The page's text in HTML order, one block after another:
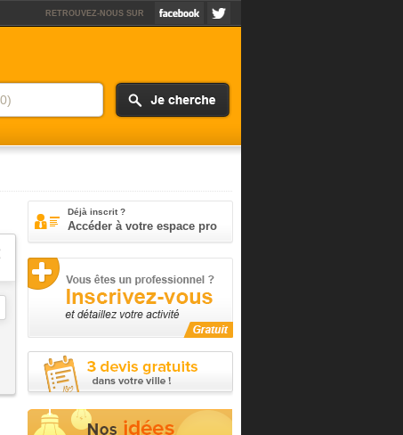
RETROUVEZ-NOUS SUR
Déjà inscrit ?
Accéder à votre espace pro